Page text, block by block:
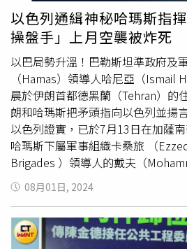
鬱症，就連試鏡喜劇廣告時，她臉
樣都笑不出來，「那個時候我覺得
商。」她除了尋求專業協助，也找
機，一開始只是想記錄爸爸跟阿嬤
後，意外開始有網友想找她幫忙記
拍攝的對象更是相當特別，就是當
打了電話，希望她幫忙記錄媽媽的
她這才理解為何自己要記錄下告別
這件事情（攝影），可能讓大家都
爸的遺憾，她哽咽表示直到現在還
時會想到對爸爸的虧欠跟思念，但
彿也是另一種鬆綁，「以前我會覺
會，但在我爸過世以後，發現這些
己是更重要的，允許自己不必再那
一點，似乎緣分跟機會也跟著找上
以色列通緝神秘哈瑪斯指
操盤手」上月空襲被炸死
以巴局勢升溫！巴勒斯坦準政府及
（Hamas）領導人哈尼亞（Ismail
晨於伊朗首都德黑蘭（Tehran）的
朗和哈瑪斯把矛頭指向以色列並揚
以色列證實，已於7月13日在加薩
哈瑪斯下屬軍事組織卡桑旅 （
Brigades ）領導人的戴夫（
實，已於7月13日在加薩南部的軍
屬軍事組織卡桑旅領導人的戴夫。
據外媒引述《以色列時報》、《耶
軍7月13日發動針對加薩南部地區的
08月01日, 2024